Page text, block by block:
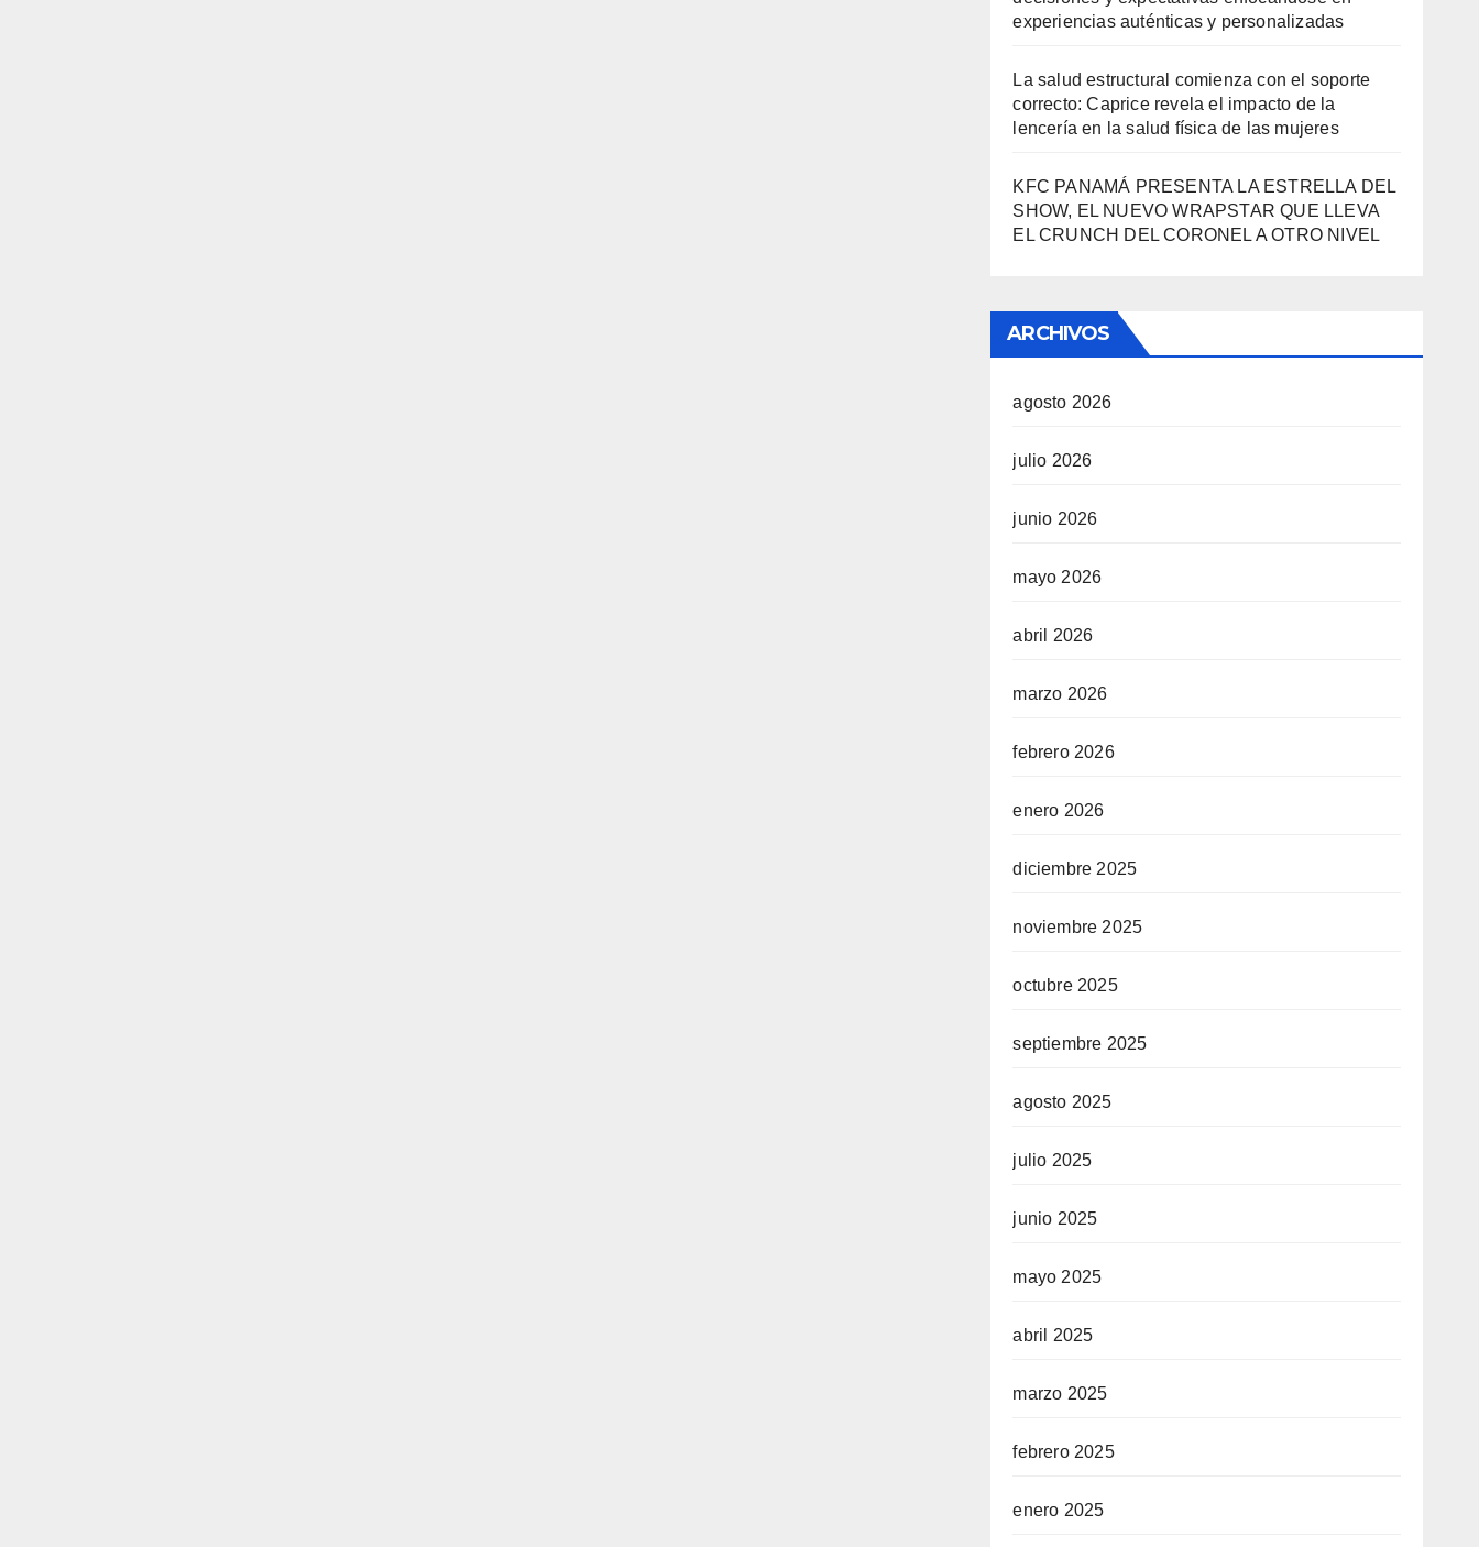
experiencias auténticas y personalizadas
La salud estructural comienza con el soporte
correcto: Caprice revela el impacto de la
lencería en la salud física de las mujeres
KFC PANAMÁ PRESENTA LA ESTRELLA DEL
SHOW, EL NUEVO WRAPSTAR QUE LLEVA
EL CRUNCH DEL CORONEL A OTRO NIVEL
ARCHIVOS
agosto 2026
julio 2026
junio 2026
mayo 2026
abril 2026
marzo 2026
febrero 2026
enero 2026
diciembre 2025
noviembre 2025
octubre 2025
septiembre 2025
agosto 2025
julio 2025
junio 2025
mayo 2025
abril 2025
marzo 2025
febrero 2025
enero 2025